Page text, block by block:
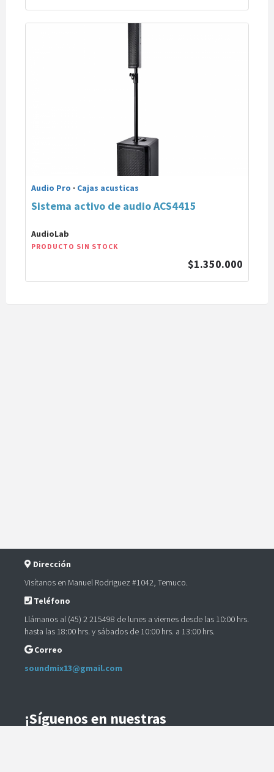
Audio Pro · Cajas acusticas
Sistema activo de audio ACS4415
AudioLab
PRODUCTO SIN STOCK
$1.350.000
Dirección
Visítanos en Manuel Rodriguez #1042, Temuco.
Teléfono
Llámanos al (45) 2 215498 de lunes a viernes desde las 10:00 hrs.
hasta las 18:00 hrs. y sábados de 10:00 hrs. a 13:00 hrs.
Correo
soundmix13@gmail.com
¡Síguenos en nuestras